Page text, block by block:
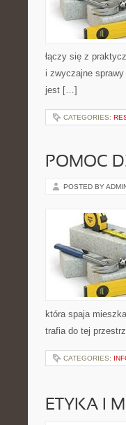
łączy się z
i zwyczajne
jest […]
CATEGORIES:
POMOC
POSTED BY
która spaja
trafia do tej
CATEGORIES:
ETYKA I